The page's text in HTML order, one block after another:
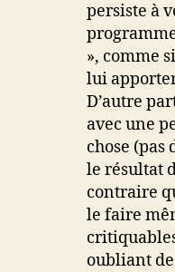
persiste à
», comme
lui
D’autre
avec une
chose (pas
le résultat
contraire
le faire
oubliant